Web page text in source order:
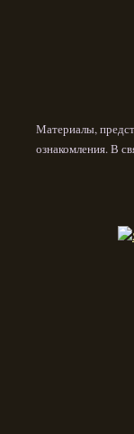
Материалы,
ознакомления. В